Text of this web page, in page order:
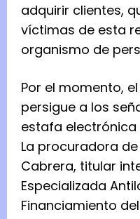
adquirir clientes,
víctimas de esta
organismo de
Por el momento,
persigue a los
estafa
La procuradora
Cabrera, titular
Especializada
Financiamiento